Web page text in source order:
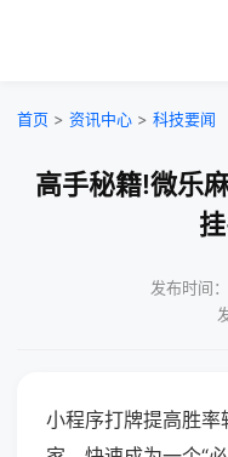
首页 > 资讯中心 > 科技要闻
高手秘籍!微乐
发布时间
小程序打牌提高胜